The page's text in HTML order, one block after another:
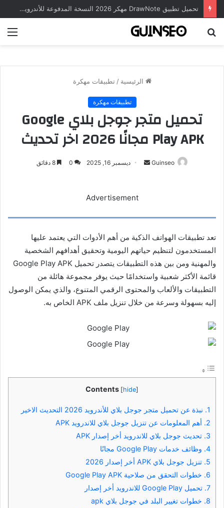
تحميل تطبيق DrawNote مهكر 2026 النسخة المدفوعة للأندرويد مجاناً
الرئيسية / تطبيقات مهكرة
تطبيقات مهكرة
تحميل متجر جوجل بلاي Google
Play APK مجانًا 2026 اخر تحديث
Guinseo
أرسل ديسمبر 16, 2025 0
Advertisement
تعد تطبيقات الهواتف الذكية من أهم الأدوات التي يعتمد عليها
المستخدمون لتنظيم حياتهم اليومية وتحقيق أهدافهم الشخصية
والمهنية ومن بين هذه التطبيقات يتصدر تحميل Google Play APK
قائمة الأكثر شعبية واستخدامًا حيث يوفر مجموعة هائلة من
التطبيقات والألعاب والمحتوى الرقمي المتنوع، والذي يمكن الوصول
إليه بسهولة وسرعة من خلال تنزيل ملف APK الخاص به.
Contents [hide]
1. نبذة عن تحميل متجر جوجل بلاي للأندرويد 2026 التحديث الاخير
2. أهم المعلومات عن تنزيل جوجل بلاي للاندرويد APK
3. تحديث جوجل بلاي للاندرويد أخر إصدار APK
4. وظائف خدمات Google Play مجانًا
5. تنزيل جوجل بلاي APK أخر إصدار 2026
6. خطوات التحقق من صلاحية Google Play APK
7. تحميل Google Play للاندرويد أخر إصدار
8. خطوات تغيير البلد في جوجل بلاي apk